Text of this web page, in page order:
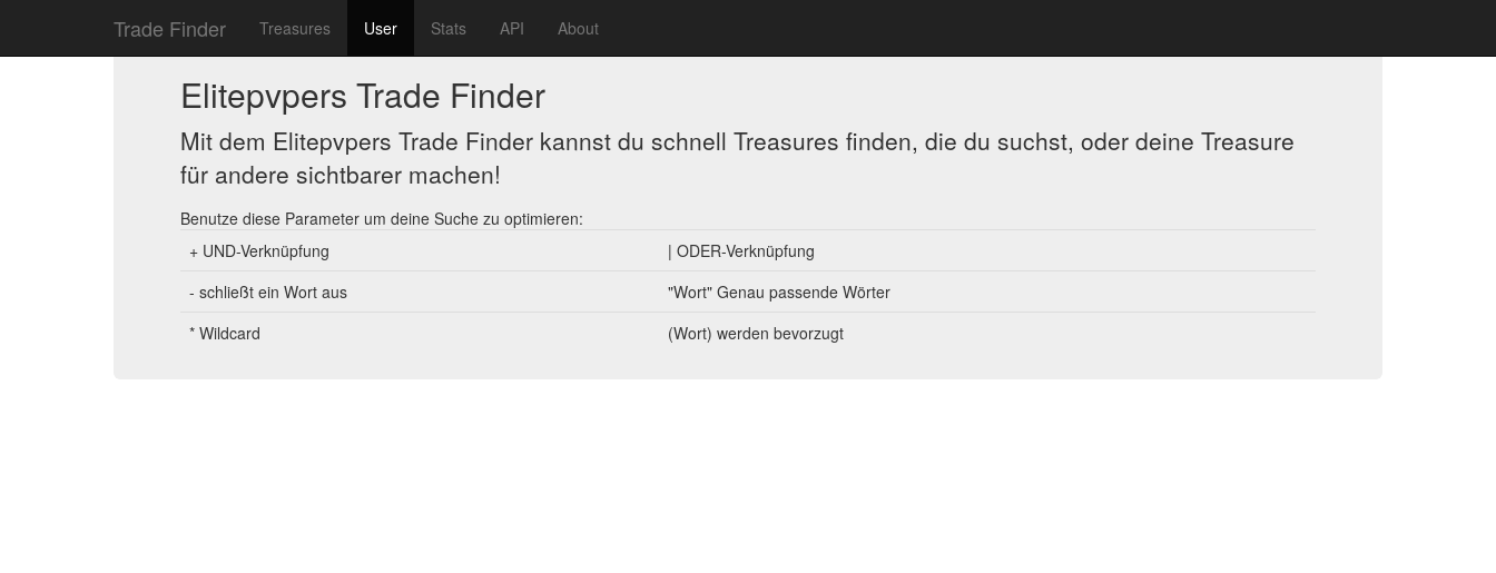
Trade Finder Treasures User Stats API About
Elitepvpers Trade Finder
Mit dem Elitepvpers Trade Finder kannst du schnell Treasures finden, die du suchst, oder deine Treasure
für andere sichtbarer machen!
Benutze diese Parameter um deine Suche zu optimieren:
+ UND-Verknüpfung
| ODER-Verknüpfung
- schließt ein Wort aus
"Wort" Genau passende Wörter
* Wildcard
(Wort) werden bevorzugt